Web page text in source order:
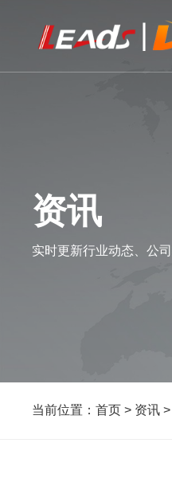
资讯
实时更新行业动态、公
当前位置：首页 > 资讯